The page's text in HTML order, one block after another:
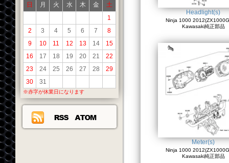
日
月 火 水 木 金
土
1
2
3 4 5 6 7
8
9
10 11 12 13 14
15
16
17 18 19 20 21
22
23
24 25 26 27 28
29
30
31
※赤字が休業日になります
Headlight(s)
Ninja 1000
Kawasaki純正部品
Meter(s)
Ninja 1000
Kawasaki純正部品